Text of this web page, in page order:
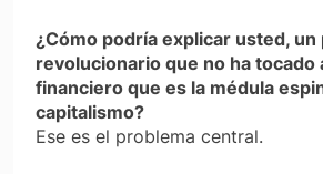
¿Cómo podría explicar usted,
revolucionario que no ha tocado
financiero que es la médula
capitalismo?
Ese es el problema central.